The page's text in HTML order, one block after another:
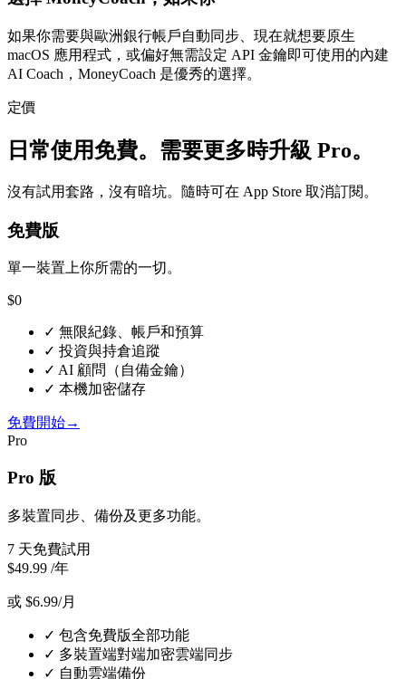
如果你需要與歐洲銀行帳戶自動同步、現在就想要原生
macOS 應用程式，或偏好無需設定 API 金鑰即可使用的內建
AI Coach，MoneyCoach 是優秀的選擇。
定價
日常使用免費。需要更多時升級 Pro。
沒有試用套路，沒有暗坑。隨時可在 App Store 取消訂閱。
免費版
單一裝置上你所需的一切。
$0
✓ 無限紀錄、帳戶和預算
✓ 投資與持倉追蹤
✓ AI 顧問（自備金鑰）
✓ 本機加密儲存
免費開始→
Pro
Pro 版
多裝置同步、備份及更多功能。
7 天免費試用
$49.99 /年
或 $6.99/月
✓ 包含免費版全部功能
✓ 多裝置端對端加密雲端同步
✓ 自動雲端備份